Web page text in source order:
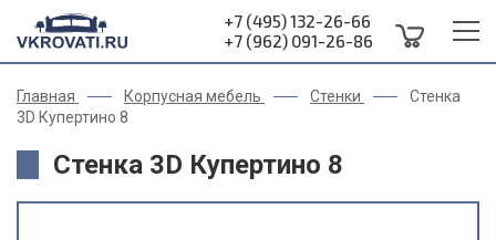
+7 (495) 132-26-66
+7 (962) 091-26-86
Главная Корпусная мебель Стенки
Стенка
3D Купертино 8
Стенка 3D Купертино 8